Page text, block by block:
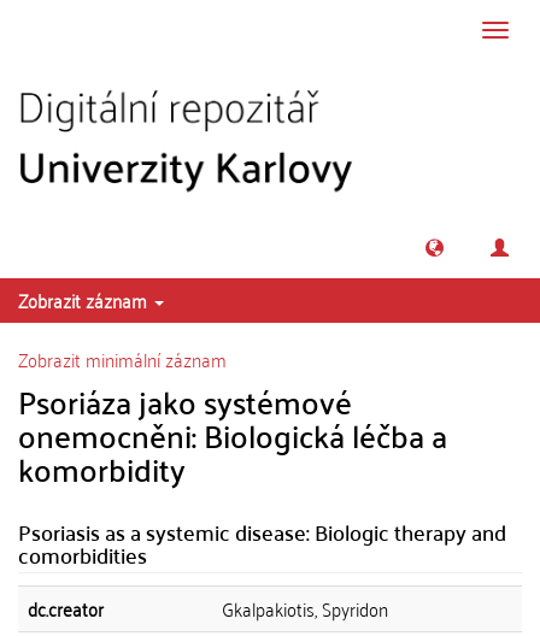
Zobrazit záznam
Zobrazit minimální záznam
Psoriáza jako systémové
onemocněni: Biologická léčba a
komorbidity
Psoriasis as a systemic disease: Biologic therapy and
comorbidities
dc.creator
Gkalpakiotis, Spyridon